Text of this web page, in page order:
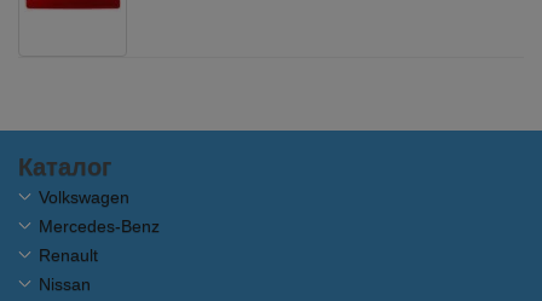
Каталог
Volkswagen
Mercedes-Benz
Renault
Nissan